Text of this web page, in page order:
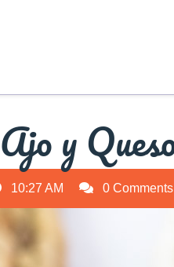
y
10:27 AM 0 Comments